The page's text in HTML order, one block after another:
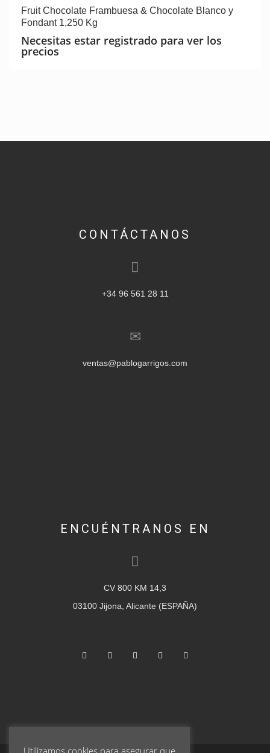
Fruit Chocolate Frambuesa & Chocolate Blanco y
Fondant 1,250 Kg
Necesitas estar registrado para ver los
precios
CONTÁCTANOS
+34 96 561 28 11
ventas@pablogarrigos.com
ENCUÉNTRANOS EN
CV 800 KM 14,3
03100 Jijona, Alicante (ESPAÑA)
Utilizamos cookies para asegurar que